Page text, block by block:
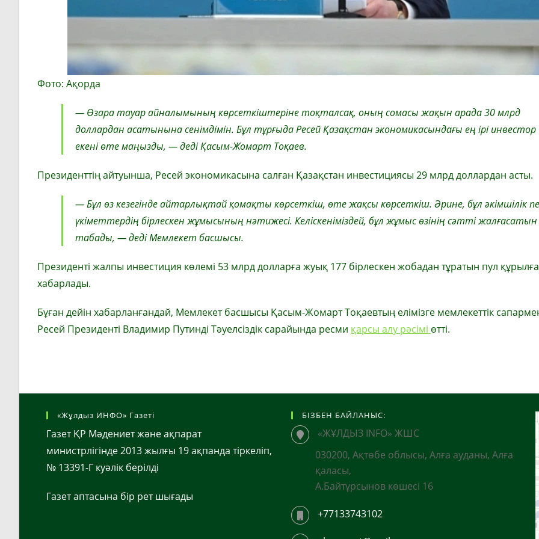
Фото: Ақорда
— Өзара тауар айналымының көрсеткіштеріне тоқталсақ, оның сомасы жақын арада 30 млрд
доллардан асатынына сенімдімін. Бұл тұрғыда Ресей Қазақстан экономикасындағы ең ірі инвестор
екені өте маңызды, — деді Қасым-Жомарт Тоқаев.
Президенттің айтуынша, Ресей экономикасына салған Қазақстан инвестициясы 29 млрд доллардан асты.
— Бұл өз кезегінде айтарлықтай қомақты көрсеткіш, өте жақсы көрсеткіш. Әрине, бұл әкімшілік
үкіметтердің бірлескен жұмысының нәтижесі. Келіскеніміздей, бұл жұмыс өзінің сәтті жалғасатын
табады, — деді Мемлекет басшысы.
Президенті жалпы инвестиция көлемі 53 млрд долларға жуық 177 бірлескен жобадан тұратын пул
хабарлады.
Бұған дейін хабарланғандай, Мемлекет басшысы Қасым-Жомарт Тоқаевтың елімізге мемлекеттік
Ресей Президенті Владимир Путинді Тәуелсіздік сарайында ресми қарсы алу рәсімі өтті.
«Жұлдыз ИНФО» Газеті
Газет ҚР Мәдениет және ақпарат
министрлігінде 2013 жылғы 19 ақпанда тіркеліп,
№ 13391-Г куәлік берілді
Газет аптасына бір рет шығады
БІЗБЕН БАЙЛАНЫС:
«ЖҰЛДЫЗ INFO» ЖШС
030200, Ақтөбе облысы, Алға ауданы, Алға
қаласы,
А.Байтұрсынов көшесі 16
+77133743102